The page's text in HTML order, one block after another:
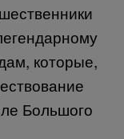
которые,
Большого